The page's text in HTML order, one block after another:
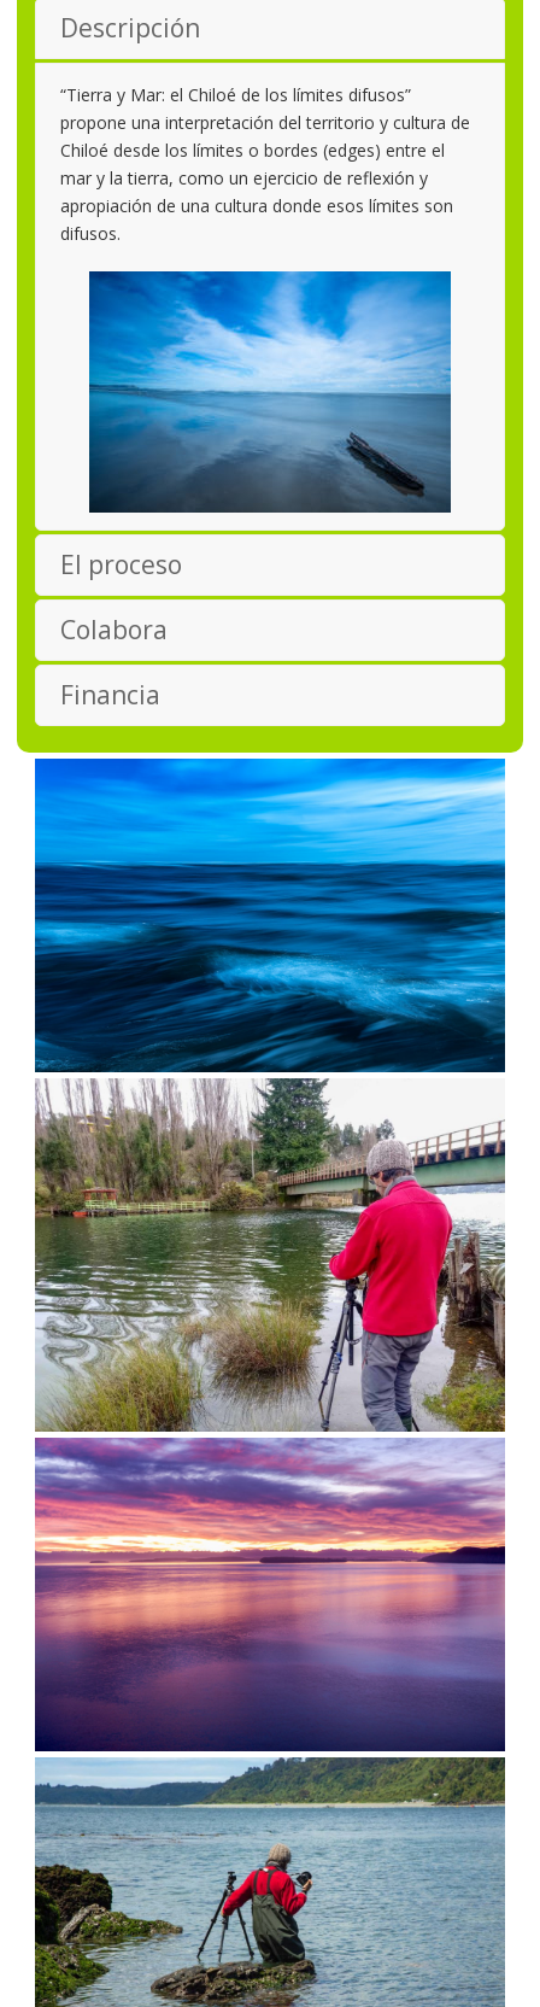
Descripción
“Tierra y Mar: el Chiloé de los límites difusos”
propone una interpretación del territorio y cultura de
Chiloé desde los límites o bordes (edges) entre el
mar y la tierra, como un ejercicio de reflexión y
apropiación de una cultura donde esos límites son
difusos.
El proceso
Colabora
Financia